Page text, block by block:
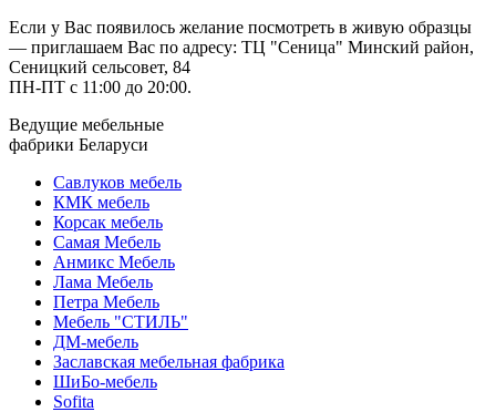
Если у Вас появилось желание посмотреть в живую образцы
— приглашаем Вас по адресу: ТЦ "Сеница" Минский район,
Сеницкий сельсовет, 84
ПН-ПТ с 11:00 до 20:00.
Ведущие мебельные
фабрики Беларуси
Савлуков мебель
КМК мебель
Корсак мебель
Самая Мебель
Анмикс Мебель
Лама Мебель
Петра Мебель
Мебель "СТИЛЬ"
ДМ-мебель
Заславская мебельная фабрика
ШиБо-мебель
Sofita